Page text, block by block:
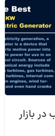
در بازار